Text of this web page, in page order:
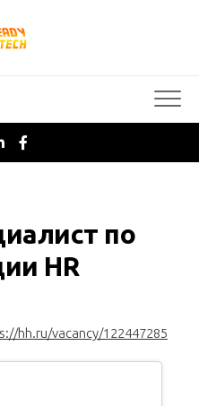
по
HR
hh.ru/vacancy/122447285